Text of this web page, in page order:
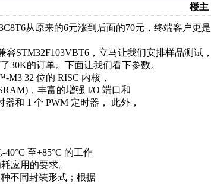
楼主
从原来的6元涨到后面的70元，终端客户更是
STM32F103VBT6，立马让我们安排样品测试，
30K的订单。下面让我们看下参数。
M3 32 位的 RISC 内核，
，丰富的增强 I/O 端口和
和 1 个 PWM 定时器， 此外，
至+85°C 的工作
应用的要求。
不同封装形式；根据